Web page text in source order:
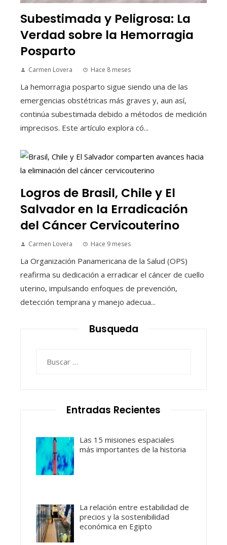
Subestimada y Peligrosa: La
Verdad sobre la Hemorragia
Posparto
Carmen Lovera Hace 8 meses
La hemorragia posparto sigue siendo una de las
emergencias obstétricas más graves y, aun así,
continúa subestimada debido a métodos de medición
imprecisos. Este artículo explora có...
Logros de Brasil, Chile y El
Salvador en la Erradicación
del Cáncer Cervicouterino
Carmen Lovera Hace 9 meses
La Organización Panamericana de la Salud (OPS)
reafirma su dedicación a erradicar el cáncer de cuello
uterino, impulsando enfoques de prevención,
detección temprana y manejo adecua...
Busqueda
Entradas Recientes
Las 15 misiones espaciales
más importantes de la historia
La relación entre estabilidad de
precios y la sostenibilidad
económica en Egipto